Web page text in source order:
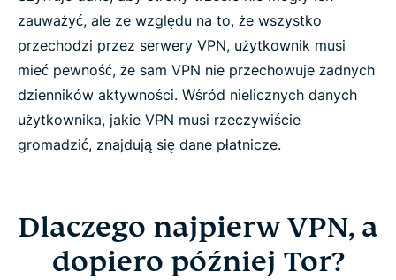
zauważyć, ale ze względu na to, że wszystko
przechodzi przez serwery VPN, użytkownik musi
mieć pewność, że sam VPN nie przechowuje żadnych
dzienników aktywności. Wśród nielicznych danych
użytkownika, jakie VPN musi rzeczywiście
gromadzić, znajdują się dane płatnicze.
Dlaczego najpierw VPN, a
dopiero później Tor?